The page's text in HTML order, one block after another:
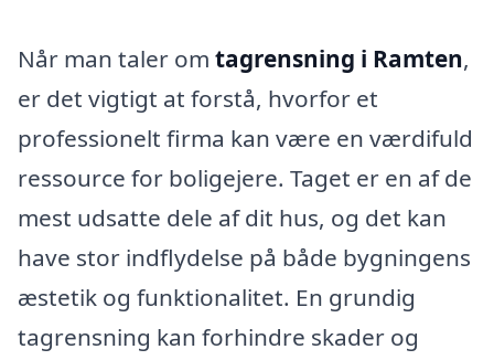
Når man taler om tagrensning i Ramten,
er det vigtigt at forstå, hvorfor et
professionelt firma kan være en værdifuld
ressource for boligejere. Taget er en af de
mest udsatte dele af dit hus, og det kan
have stor indflydelse på både bygningens
æstetik og funktionalitet. En grundig
tagrensning kan forhindre skader og